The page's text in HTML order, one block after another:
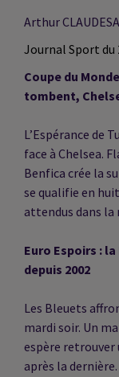
Arthur
Journal Sport du
Coupe du
tombent,
L’Espérance de
face à Chelsea.
Benfica crée la
se qualifie en
attendus dans la
Euro Espoirs :
depuis 2002
Les Bleuets
mardi soir. Un
espère retrouver
après la dernière.